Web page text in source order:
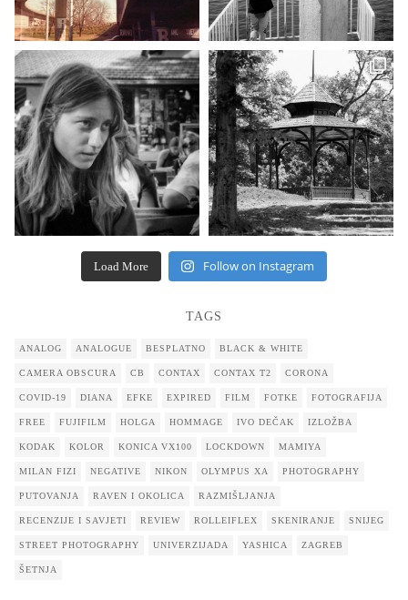
Load More Follow on Instagram
TAGS
ANALOG ANALOGUE BESPLATNO BLACK & WHITE
CAMERA OBSCURA CB CONTAX CONTAX T2 CORONA
COVID-19 DIANA EFKE EXPIRED FILM FOTKE FOTOGRAFIJA
FREE FUJIFILM HOLGA HOMMAGE IVO DEČAK IZLOŽBA
KODAK KOLOR KONICA VX100 LOCKDOWN MAMIYA
MILAN FIZI NEGATIVE NIKON OLYMPUS XA PHOTOGRAPHY
PUTOVANJA RAVEN I OKOLICA RAZMIŠLJANJA
RECENZIJE I SAVJETI REVIEW ROLLEIFLEX SKENIRANJE SNIJEG
STREET PHOTOGRAPHY UNIVERZIJADA YASHICA ZAGREB
ŠETNJA